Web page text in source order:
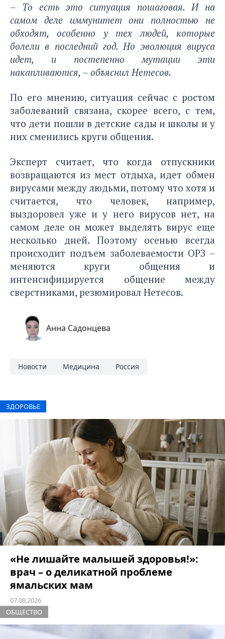
– То есть это ситуация пошаговая. И на
самом деле иммунитет они полностью не
обходят, особенно у тех людей, которые
болели в последний год. Но эволюция вируса
идет, и постепенно мутации эти
накапливаются, – объяснил Нетесов.
По его мнению, ситуация сейчас с ростом
заболеваний связана, скорее всего, с тем,
что дети пошли в детские сады и школы и у
них сменились круги общения.
Эксперт считает, что когда отпускники
возвращаются из мест отдыха, идет обмен
вирусами между людьми, потому что хотя и
считается, что человек, например,
выздоровел уже и у него вирусов нет, на
самом деле он может выделять вирус еще
несколько дней. Поэтому осенью всегда
происходит подъем заболеваемости ОРЗ –
меняются круги общения и
интенсифицируется общение между
сверстниками, резюмировал Нетесов.
Анна Садонцева
Новости Медицина Россия
ЗДОРОВЬЕ
«Не лишайте малышей здоровья!»:
врач – о деликатной проблеме
ямальских мам
07.08.2026
ОБЩЕСТВО